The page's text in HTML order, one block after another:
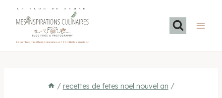
LE BLOG DE SAMAR
Recettes méditerranéennes et familiales maison
/ recettes de fetes noel nouvel an /